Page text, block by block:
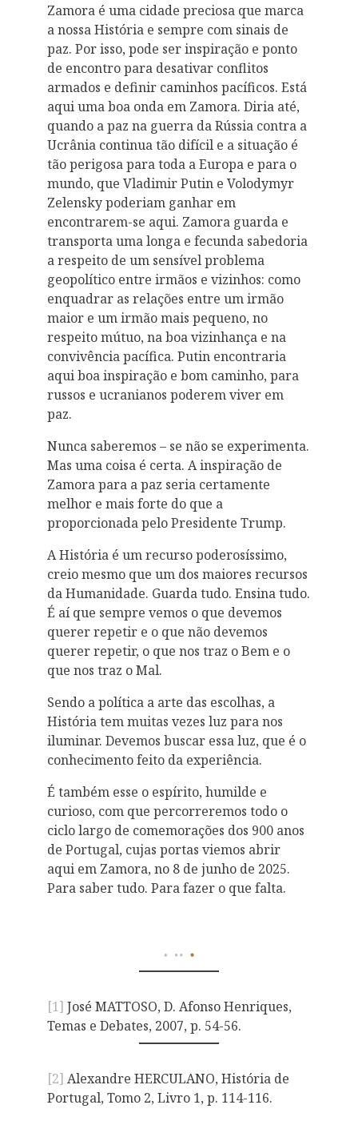
Zamora é uma cidade preciosa que marca
a nossa História e sempre com sinais de
paz. Por isso, pode ser inspiração e ponto
de encontro para desativar conflitos
armados e definir caminhos pacíficos. Está
aqui uma boa onda em Zamora. Diria até,
quando a paz na guerra da Rússia contra a
Ucrânia continua tão difícil e a situação é
tão perigosa para toda a Europa e para o
mundo, que Vladimir Putin e Volodymyr
Zelensky poderiam ganhar em
encontrarem-se aqui. Zamora guarda e
transporta uma longa e fecunda sabedoria
a respeito de um sensível problema
geopolítico entre irmãos e vizinhos: como
enquadrar as relações entre um irmão
maior e um irmão mais pequeno, no
respeito mútuo, na boa vizinhança e na
convivência pacífica. Putin encontraria
aqui boa inspiração e bom caminho, para
russos e ucranianos poderem viver em
paz.
Nunca saberemos – se não se experimenta.
Mas uma coisa é certa. A inspiração de
Zamora para a paz seria certamente
melhor e mais forte do que a
proporcionada pelo Presidente Trump.
A História é um recurso poderosíssimo,
creio mesmo que um dos maiores recursos
da Humanidade. Guarda tudo. Ensina tudo.
É aí que sempre vemos o que devemos
querer repetir e o que não devemos
querer repetir, o que nos traz o Bem e o
que nos traz o Mal.
Sendo a política a arte das escolhas, a
História tem muitas vezes luz para nos
iluminar. Devemos buscar essa luz, que é o
conhecimento feito da experiência.
É também esse o espírito, humilde e
curioso, com que percorreremos todo o
ciclo largo de comemorações dos 900 anos
de Portugal, cujas portas viemos abrir
aqui em Zamora, no 8 de junho de 2025.
Para saber tudo. Para fazer o que falta.
[1] José MATTOSO, D. Afonso Henriques,
Temas e Debates, 2007, p. 54-56.
[2] Alexandre HERCULANO, História de
Portugal, Tomo 2, Livro 1, p. 114-116.